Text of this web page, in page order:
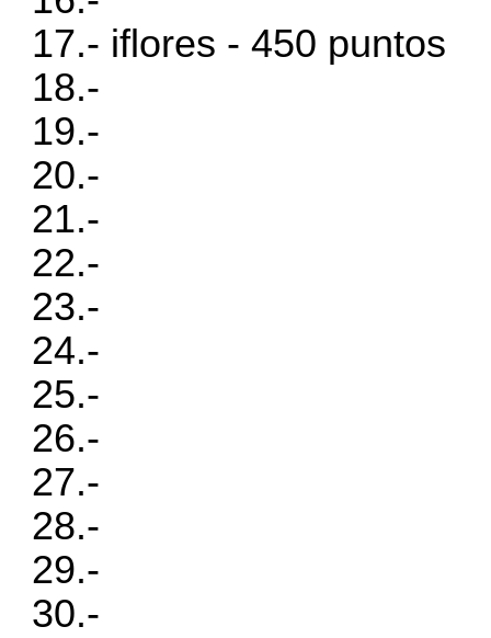
17.- iflores - 450 puntos
18.-
19.-
20.-
21.-
22.-
23.-
24.-
25.-
26.-
27.-
28.-
29.-
30.-